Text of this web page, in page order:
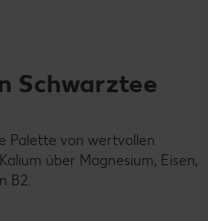
Schwarztee
Palette von wertvollen
über Magnesium, Eisen,
B2.